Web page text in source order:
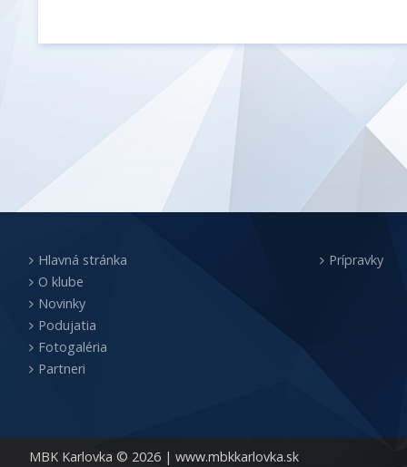
MBK Karlovka © 2026 | www.mbkkarlovka.sk
Hlavná stránka
O klube
Novinky
Podujatia
Fotogaléria
Partneri
Prípravky